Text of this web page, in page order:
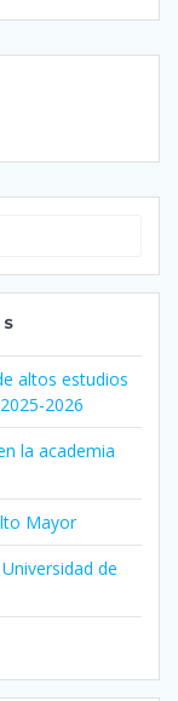
altos estudios
2026
la academia
Mayor
de